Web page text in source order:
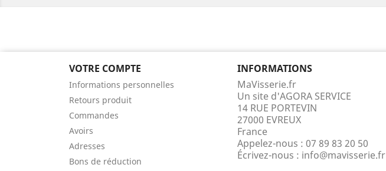
VOTRE COMPTE
Informations personnelles
Retours produit
Commandes
Avoirs
Adresses
Bons de réduction
INFORMATIONS
MaVisserie.fr
Un site d'AGORA SERVICE
14 RUE PORTEVIN
27000 EVREUX
France
Appelez-nous : 07 89 83 20 50
Écrivez-nous : info@mavisserie.fr